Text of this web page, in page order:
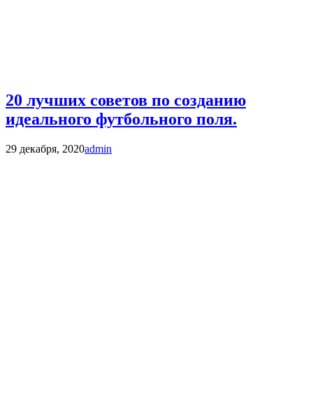
20 лучших советов по созданию
идеального футбольного поля.
29 декабря, 2020admin